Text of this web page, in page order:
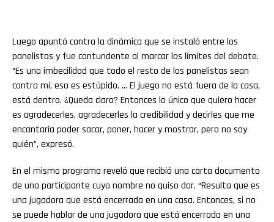
Luego apuntó contra la dinámica que se instaló entre los
panelistas y fue contundente al marcar los límites del debate.
“Es una imbecilidad que todo el resto de los panelistas sean
contra mí, eso es estúpido. … El juego no está fuera de la casa,
está dentro. ¿Queda claro? Entonces lo único que quiero hacer
es agradecerles, agradecerles la credibilidad y decirles que me
encantaría poder sacar, poner, hacer y mostrar, pero no soy
quién”, expresó.
En el mismo programa reveló que recibió una carta documento
de una participante cuyo nombre no quiso dar. “Resulta que es
una jugadora que está encerrada en una casa. Entonces, si no
se puede hablar de una jugadora que está encerrada en una